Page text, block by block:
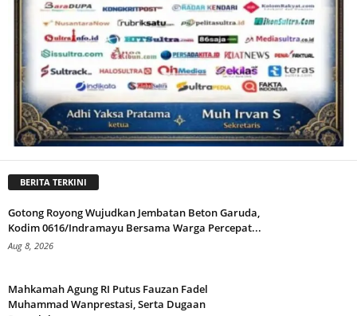
BERITA TERKINI
Gotong Royong Wujudkan Jembatan Beton Garuda,
Kodim 0616/Indramayu Bersama Warga Percepat...
Aug 8, 2026
Mahkamah Agung RI Putus Fauzan Fadel
Muhammad Wanprestasi, Serta Dugaan